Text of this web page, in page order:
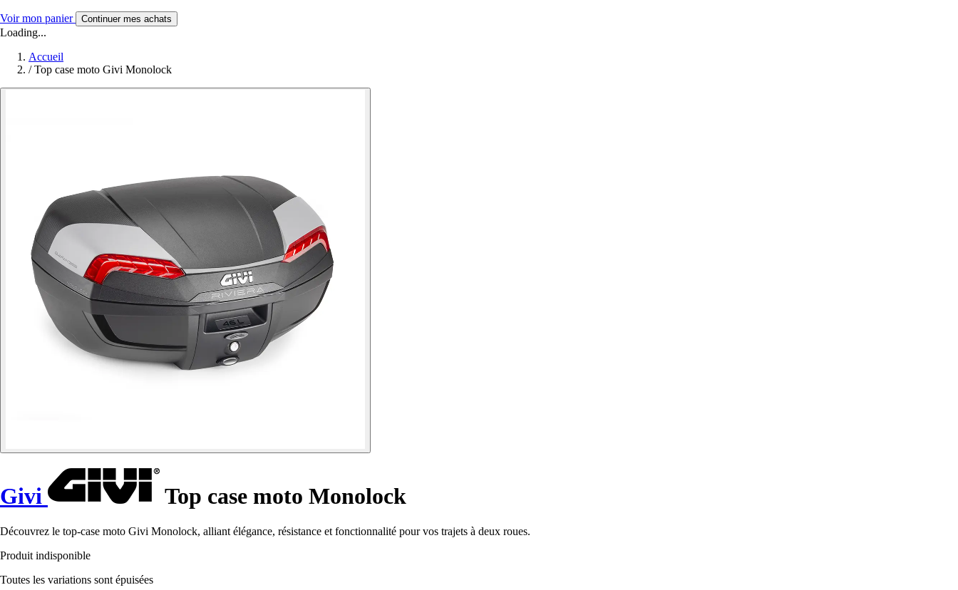
Voir mon panier Continuer mes achats
Loading...
Accueil
/ Top case moto Givi Monolock
Givi Top case moto Monolock
Découvrez le top-case moto Givi Monolock, alliant élégance, résistance et fonctionnalité pour vos trajets à deux roues.
Produit indisponible
Toutes les variations sont épuisées